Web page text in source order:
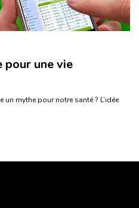
pour une vie
mythe pour notre santé ? L’idée